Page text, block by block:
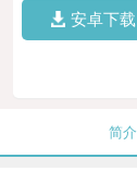
安卓下载
简介